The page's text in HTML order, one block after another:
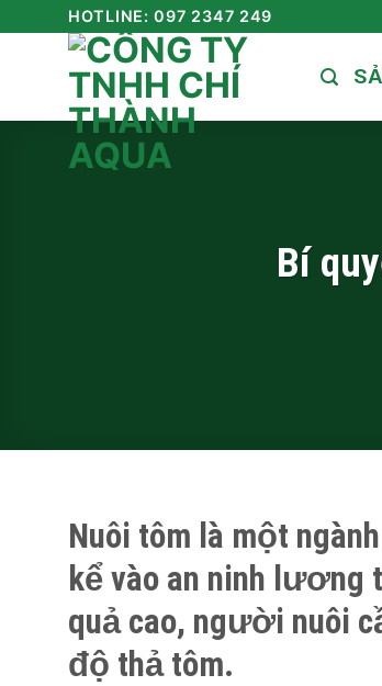
content
HOTLINE: 097 2347 249
Bí
Nuôi tôm là một
kể vào an ninh
quả cao, người nuôi
độ thả tôm.